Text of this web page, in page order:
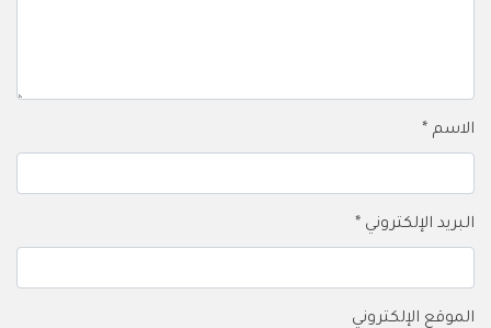
الاسم *
البريد الإلكتروني *
الموقع الإلكتروني